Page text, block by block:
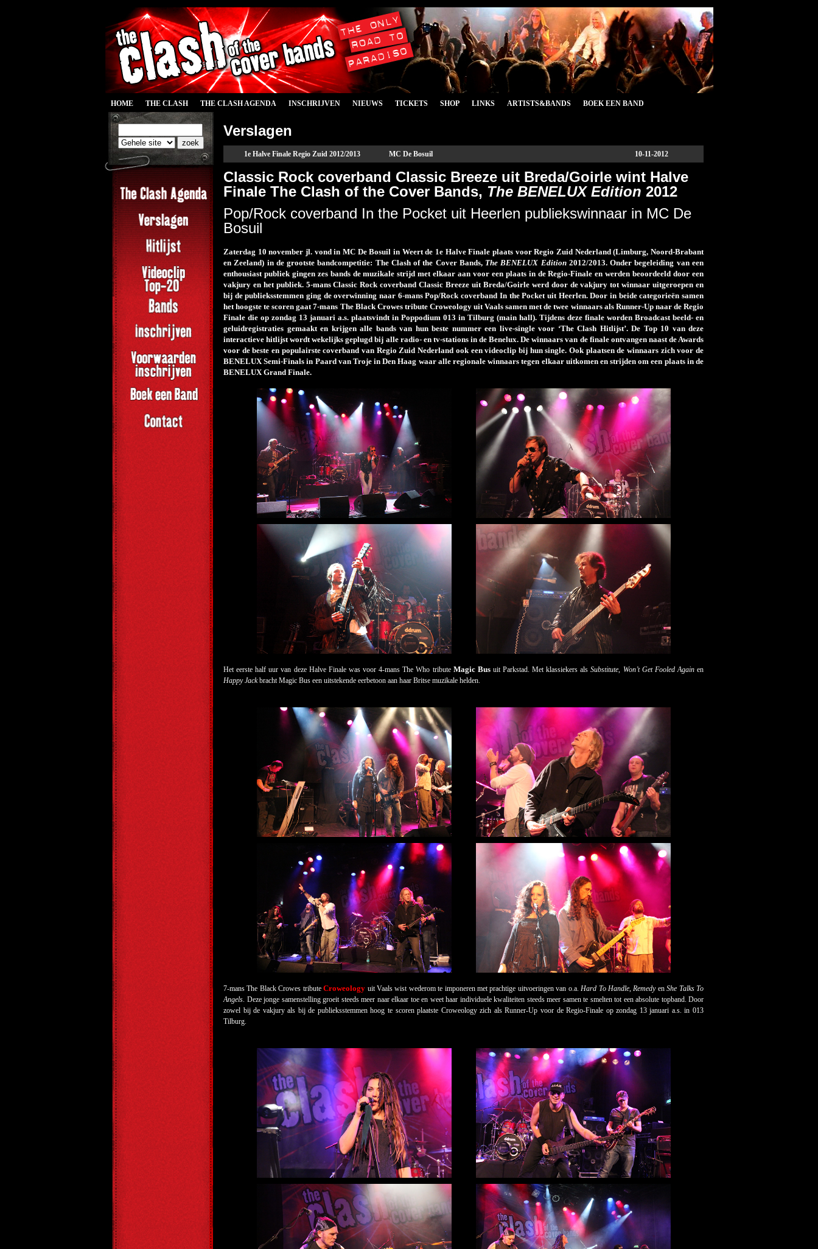
HOME THE CLASH THE CLASH AGENDA INSCHRIJVEN NIEUWS TICKETS SHOP LINKS ARTISTS&BANDS BOEK EEN BAND
Verslagen
1e Halve Finale Regio Zuid 2012/2013 MC De Bosuil 10-11-2012
Classic Rock coverband Classic Breeze uit Breda/Goirle wint Halve
Finale The Clash of the Cover Bands, The BENELUX Edition 2012
Pop/Rock coverband In the Pocket uit Heerlen publiekswinnaar in MC De
Bosuil
Zaterdag 10 november jl. vond in MC De Bosuil in Weert de 1e Halve Finale plaats voor Regio Zuid Nederland (Limburg, Noord-Brabant
en Zeeland) in de grootste bandcompetitie: The Clash of the Cover Bands, The BENELUX Edition2012/2013. Onder begeleiding van een
enthousiast publiek gingen zes bands de muzikale strijd met elkaar aan voor een plaats in de Regio-Finale en werden beoordeeld door een
vakjury en het publiek. 5-mans Classic Rock coverband Classic Breeze uit Breda/Goirle werd door de vakjury tot winnaar uitgeroepen en
bij de publieksstemmen ging de overwinning naar 6-mans Pop/Rock coverband In the Pocket uit Heerlen. Door in beide categorieën samen
het hoogste te scoren gaat 7-mans The Black Crowes tribute Croweology uit Vaals samen met de twee winnaars als Runner-Up naar de Regio
Finale die op zondag 13 januari a.s. plaatsvindt in Poppodium 013 in Tilburg (main hall). Tijdens deze finale worden Broadcast beeld- en
geluidregistraties gemaakt en krijgen alle bands van hun beste nummer een live-single voor ‘The Clash Hitlijst’. De Top 10 van deze
interactieve hitlijst wordt wekelijks geplugd bij alle radio- en tv-stations in de Benelux. De winnaars van de finale ontvangen naast de Awards
voor de beste en populairste coverband van Regio Zuid Nederland ook een videoclip bij hun single. Ook plaatsen de winnaars zich voor de
BENELUX Semi-Finals in Paard van Troje in Den Haag waar alle regionale winnaars tegen elkaar uitkomen en strijden om een plaats in de
BENELUX Grand Finale.
Het eerste half uur van deze Halve Finale was voor 4-mans The Who tribute Magic Busuit Parkstad. Met klassiekers alsSubstitute, Won’t Get Fooled Againen
Happy Jackbracht Magic Bus een uitstekende eerbetoon aan haar Britse muzikale helden.
7-mans The Black Crowes tributeCroweology uit Vaals wist wederom te imponeren met prachtige uitvoeringen van o.a.Hard To Handle,RemedyenShe Talks To
Angels. Deze jonge samenstelling groeit steeds meer naar elkaar toe en weet haar individuele kwaliteiten steeds meer samen te smelten tot een absolute topband. Door
zowel bij de vakjury als bij de publieksstemmen hoog te scoren plaatste Croweology zich als Runner-Up voor de Regio-Finale op zondag 13 januari a.s. in 013
Tilburg.